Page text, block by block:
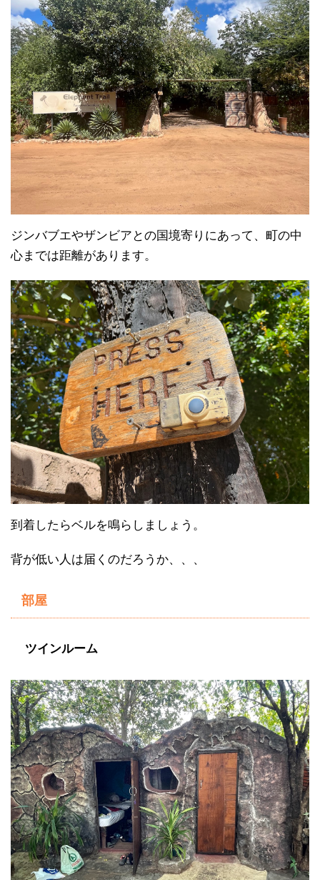
ジンバブエやザンビアとの国境寄りにあって、町の中
心までは距離があります。
到着したらベルを鳴らしましょう。
背が低い人は届くのだろうか、、、
部屋
ツインルーム